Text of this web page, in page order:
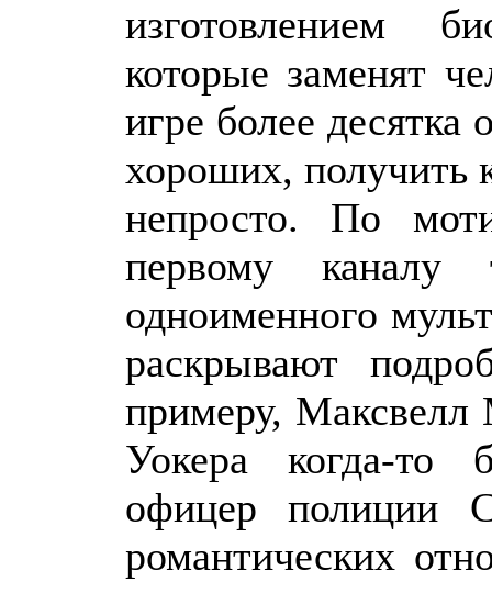
изготовлением
которые заменят
игре более десятка
хороших, получить
непросто. По
первому каналу
одноименного
раскрывают
примеру,
Уокера когда-
офицер полиции
романтических